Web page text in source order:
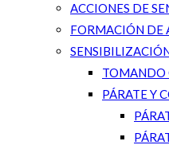
ACCIONES DE
FORMACIÓN DE
TOMANDO
PÁRATE Y